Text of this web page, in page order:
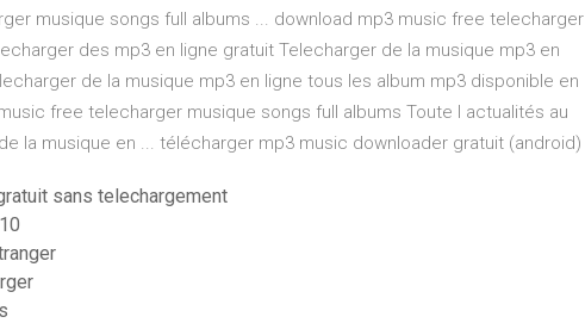
musique songs full albums ... download mp3 music free telecharger
des mp3 en ligne gratuit Telecharger de la musique mp3 en
de la musique mp3 en ligne tous les album mp3 disponible en
free telecharger musique songs full albums Toute l actualités au
la musique en ... télécharger mp3 music downloader gratuit (android)
sans telechargement